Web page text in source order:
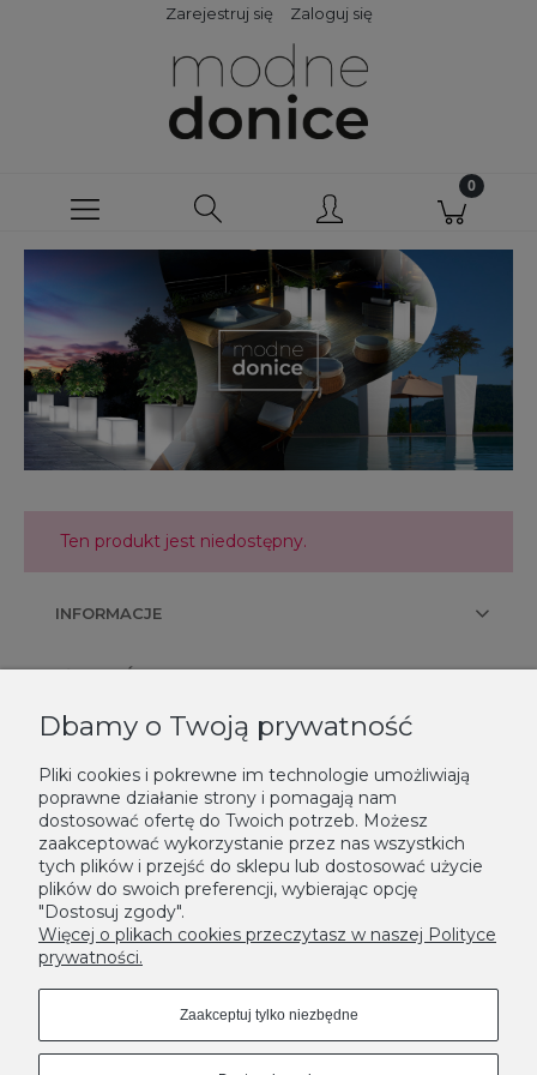
Zarejestruj się Zaloguj się
Ten produkt jest niedostępny.
INFORMACJE
PŁATNOŚCI I DOSTAWA
KONTAKT
NEWSLETTER
Podaj swój adres e-mail, jeżeli chcesz otrzymywać informacje o
nowościach i promocjach.
Zapisz się
Dbamy o Twoją prywatność
Pliki cookies i pokrewne im technologie umożliwiają
poprawne działanie strony i pomagają nam
dostosować ofertę do Twoich potrzeb. Możesz
zaakceptować wykorzystanie przez nas wszystkich
tych plików i przejść do sklepu lub dostosować użycie
plików do swoich preferencji, wybierając opcję
"Dostosuj zgody".
Więcej o plikach cookies przeczytasz w naszej Polityce
prywatności.
Zaakceptuj tylko niezbędne